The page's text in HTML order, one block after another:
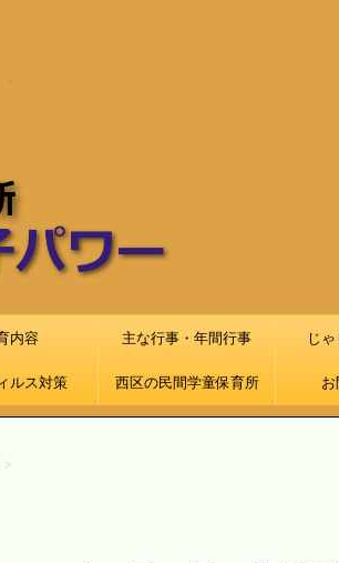
内容 主な行事・年間行事 じ
ルス対策 西区の民間学童保育所
>